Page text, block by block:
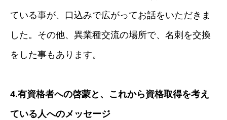
ている事が、口込みで広がってお話をいただきま
した。その他、異業種交流の場所で、名刺を交換
をした事もあります。
4.有資格者への啓蒙と、これから資格取得を考え
ている人へのメッセージ